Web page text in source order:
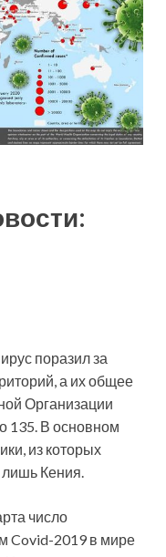
поразил за
а их общее
Организации
135. В основном
из которых
лишь Кения.
число
Covid-2019 в мире